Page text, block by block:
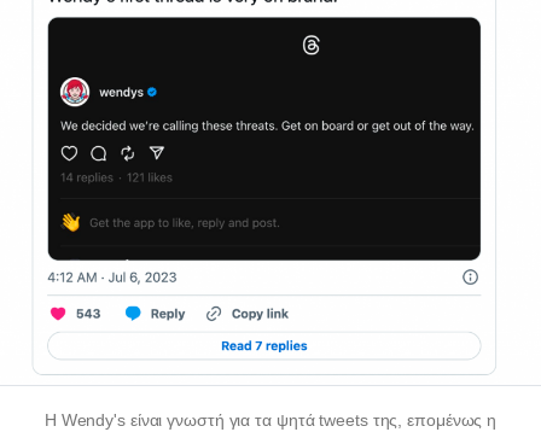
Η Wendy's είναι γνωστή για τα ψητά tweets της, επομένως η